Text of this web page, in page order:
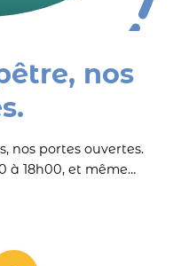
nos
nos portes ouvertes.
à 18h00, et même
musicales… l’entrée